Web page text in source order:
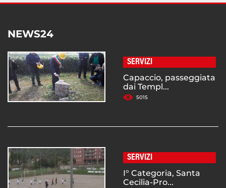
NEWS24
SERVIZI
Capaccio, passeggiata
dai Templ...
5015
SERVIZI
I° Categoria, Santa
Cecilia-Pro...